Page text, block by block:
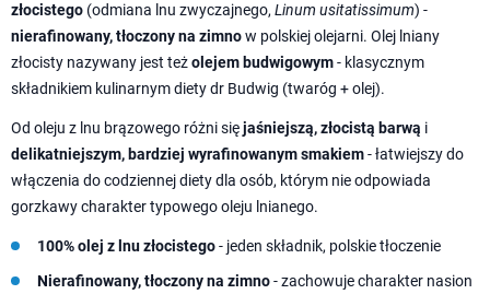
złocistego (odmiana lnu zwyczajnego, Linum usitatissimum) -
nierafinowany, tłoczony na zimnow polskiej olejarni. Olej lniany
złocisty nazywany jest teżolejem budwigowym- klasycznym
składnikiem kulinarnym diety dr Budwig (twaróg + olej).
Od oleju z lnu brązowego różni sięjaśniejszą, złocistą barwą i
delikatniejszym, bardziej wyrafinowanym smakiem- łatwiejszy do
włączenia do codziennej diety dla osób, którym nie odpowiada
gorzkawy charakter typowego oleju lnianego.
100% olej z lnu złocistego- jeden składnik, polskie tłoczenie
Nierafinowany, tłoczony na zimno- zachowuje charakter nasion